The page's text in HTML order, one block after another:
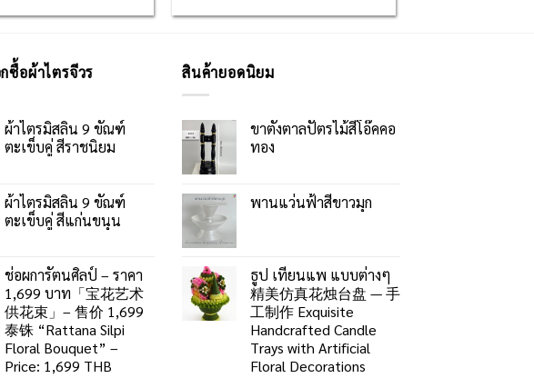
ซื้อผ้าไตรจีวร
ผ้าไตรมิสลิน 9 ขัณฑ์
ตะเข็บคู่ สีราชนิยม
ผ้าไตรมิสลิน 9 ขัณฑ์
ตะเข็บคู่ สีแก่นขนุน
ช่อผการัตนศิลป์ – ราคา
1,699 บาท「宝花艺术
供花束」– 售价 1,699
泰铢 “Rattana Silpi
Floral Bouquet” –
Price: 1,699 THB
สินค้ายอดนิยม
ขาตั้งตาลปัตรไม้สีโอ๊คคอ
ทอง
พานแว่นฟ้าสีขาวมุก
ธูป เทียนแพ แบบต่างๆ
精美仿真花烛台盘 — 手
工制作 Exquisite
Handcrafted Candle
Trays with Artificial
Floral Decorations